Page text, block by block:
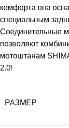
комфорта она
специальным
Соединительные
позволяют
мотоштанам
2.0!
РАЗМЕР